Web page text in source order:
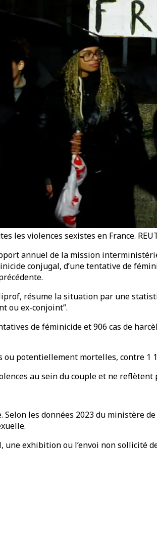
violences sexistes en France.
annuel de la mission
conjugal, d’une tentative de
résume la situation par une
ou ex-conjoint”.
de féminicide et 906 cas de
potentiellement mortelles, contre 1
au sein du couple et ne reflètent
les données 2023 du ministère
exhibition ou l’envoi non sollicité